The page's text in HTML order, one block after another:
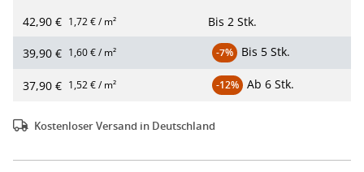
42,90 € 1,72 € / m² Bis 2 Stk.
39,90 € 1,60 € / m² -7% Bis 5 Stk.
37,90 € 1,52 € / m² -12% Ab 6 Stk.
Kostenloser Versand in Deutschland